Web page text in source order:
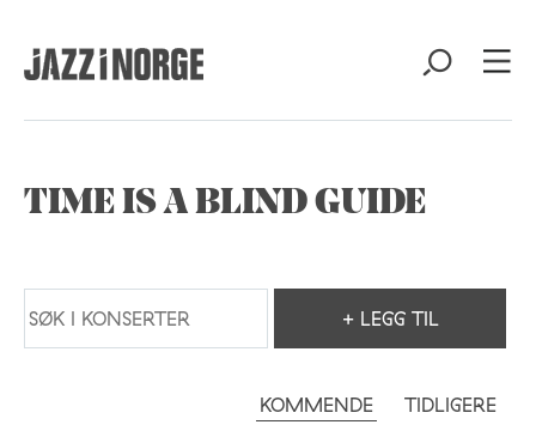
TIME IS A BLIND GUIDE
+ LEGG TIL
KOMMENDE TIDLIGERE